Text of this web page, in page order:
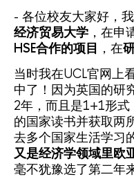
- 各位校友大家好，
经济贸易大学 ，在申
HSE合作的项目 ，在
当时我在UCL官网上
中了！因为英国的研
2年，而且是1+1形
的国家读书并获取两
去多个国家生活学习
又是经济学领域里欧
毫不犹豫选了第二年